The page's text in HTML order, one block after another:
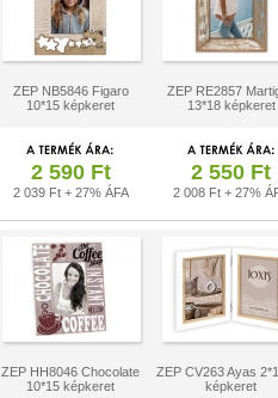
ZEP NB5846 Figaro
10*15 képkeret
ZEP RE2857
13*18 képkeret
2 590 Ft
2 039 Ft + 27% ÁFA
2 550 Ft
2 008 Ft + 27%
ZEP HH8046 Chocolate
10*15 képkeret
ZEP CV263 Ayas
képkeret